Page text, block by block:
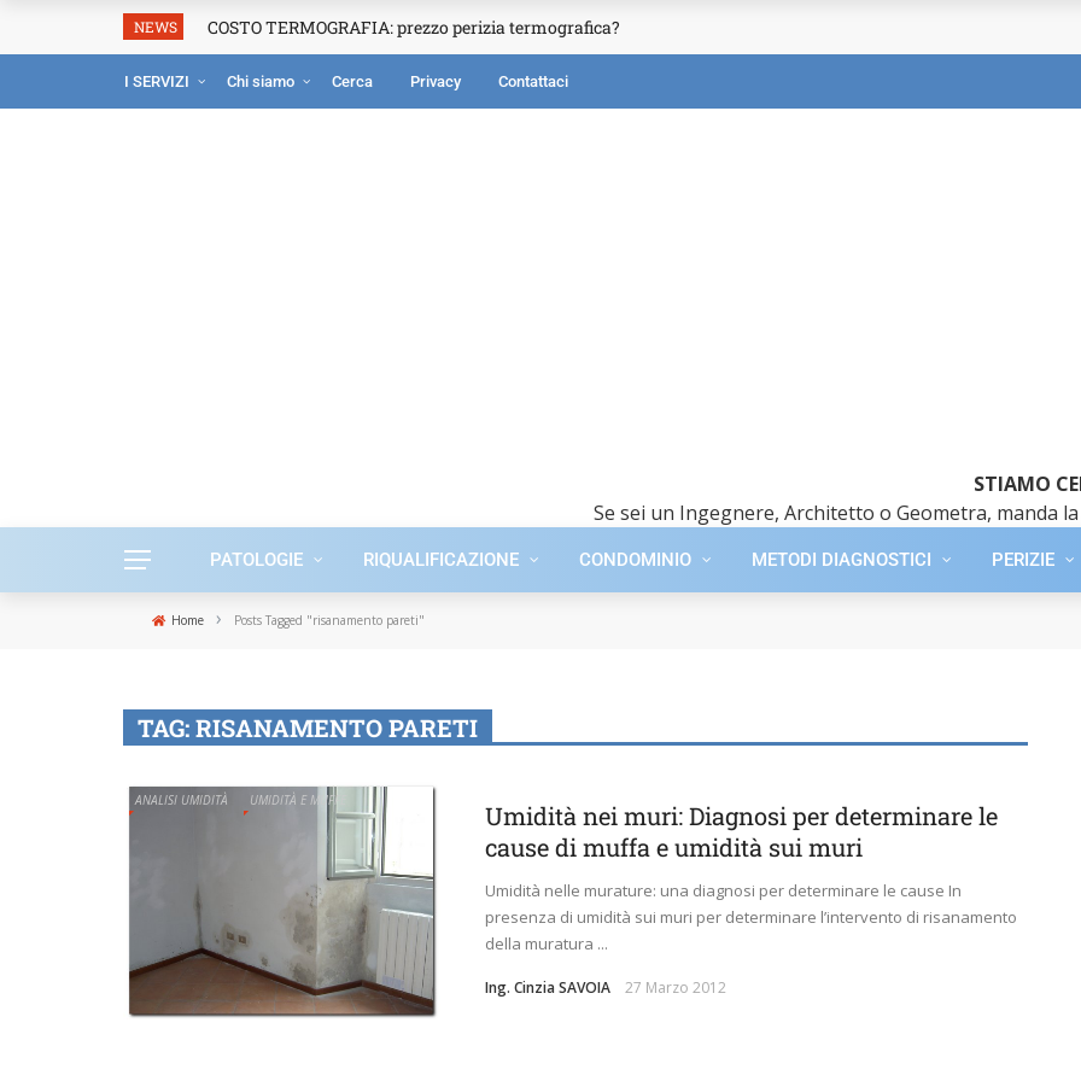
NEWS COSTO TERMOGRAFIA: prezzo perizia termografica?
I SERVIZI Chi siamo Cerca Privacy Contattaci
STIAMO
Se sei un Ingegnere, Architetto o Geometra, manda
PATOLOGIE RIQUALIFICAZIONE CONDOMINIO METODI DIAGNOSTICI PERIZIE
Home › Posts Tagged "risanamento pareti"
TAG:RISANAMENTO PARETI
ANALISI UMIDITÀ UMIDITÀ E MUFFE
Umidità nei muri: Diagnosi per determinare le
cause di muffa e umidità sui muri
Umidità nelle murature: una diagnosi per determinare le cause In
presenza di umidità sui muri per determinare l’intervento di risanamento
della muratura ...
Ing. Cinzia SAVOIA 27 Marzo 2012